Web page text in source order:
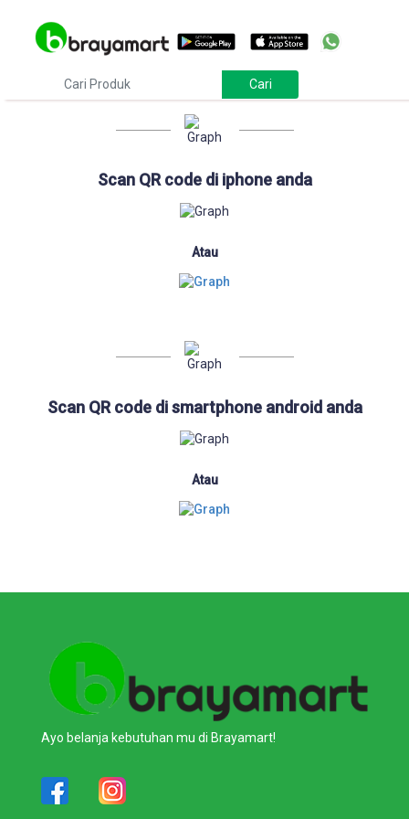
Download
Scan QR code di iphone anda
Atau
Scan QR code di smartphone android anda
Atau
Ayo belanja kebutuhan mu di Brayamart!